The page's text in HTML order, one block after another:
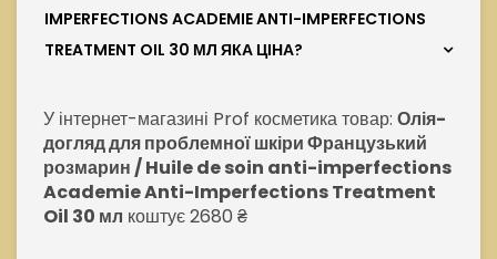
IMPERFECTIONS ACADEMIE ANTI-IMPERFECTIONS
TREATMENT OIL 30 МЛ ЯКА ЦІНА?
У інтернет-магазині Prof косметика товар: Олія-
догляд для проблемної шкіри Французький
розмарин / Huile de soin anti-imperfections
Academie Anti-Imperfections Treatment
Oil 30 мл коштує 2680 ₴